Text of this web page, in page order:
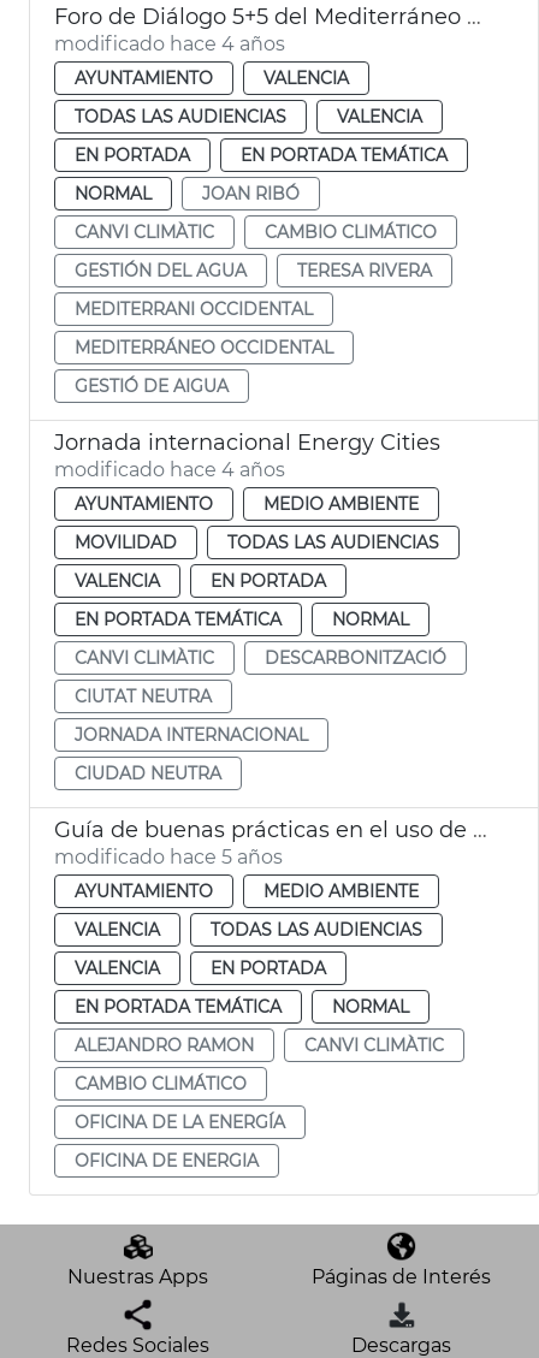
Foro de Diálogo 5+5 del Mediterráneo Occidental
modificado hace 4 años
AYUNTAMIENTO
VALENCIA
TODAS LAS AUDIENCIAS
VALENCIA
EN PORTADA
EN PORTADA TEMÁTICA
NORMAL
JOAN RIBÓ
CANVI CLIMÀTIC
CAMBIO CLIMÁTICO
GESTIÓN DEL AGUA
TERESA RIVERA
MEDITERRANI OCCIDENTAL
MEDITERRÁNEO OCCIDENTAL
GESTIÓ DE AIGUA
Jornada internacional Energy Cities
modificado hace 4 años
AYUNTAMIENTO
MEDIO AMBIENTE
MOVILIDAD
TODAS LAS AUDIENCIAS
VALENCIA
EN PORTADA
EN PORTADA TEMÁTICA
NORMAL
CANVI CLIMÀTIC
DESCARBONITZACIÓ
CIUTAT NEUTRA
JORNADA INTERNACIONAL
CIUDAD NEUTRA
Guía de buenas prácticas en el uso de la energía
modificado hace 5 años
AYUNTAMIENTO
MEDIO AMBIENTE
VALENCIA
TODAS LAS AUDIENCIAS
VALENCIA
EN PORTADA
EN PORTADA TEMÁTICA
NORMAL
ALEJANDRO RAMON
CANVI CLIMÀTIC
CAMBIO CLIMÁTICO
OFICINA DE LA ENERGÍA
OFICINA DE ENERGIA
Nuestras Apps Páginas de Interés
Redes Sociales Descargas